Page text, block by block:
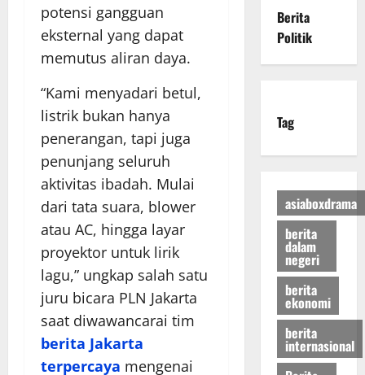
potensi gangguan
eksternal yang dapat
memutus aliran daya.
“Kami menyadari betul,
listrik bukan hanya
penerangan, tapi juga
penunjang seluruh
aktivitas ibadah. Mulai
dari tata suara, blower
atau AC, hingga layar
proyektor untuk lirik
lagu,” ungkap salah satu
juru bicara PLN Jakarta
saat diwawancarai tim
berita Jakarta
terpercaya mengenai
Berita
Politik
Tag
asiaboxdrama
berita
dalam
negeri
berita
ekonomi
berita
internasional